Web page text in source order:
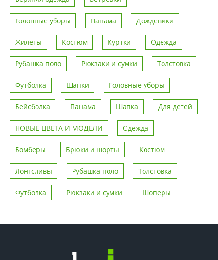
Головные уборы Панама Дождевики
Жилеты Костюм Куртки Одежда
Рубашка поло Рюкзаки и сумки Толстовка
Футболка Шапки Головные уборы
Бейсболка Панама Шапка Для детей
НОВЫЕ ЦВЕТА И МОДЕЛИ Одежда
Бомберы Брюки и шорты Костюм
Лонгсливы Рубашка поло Толстовка
Футболка Рюкзаки и сумки Шоперы